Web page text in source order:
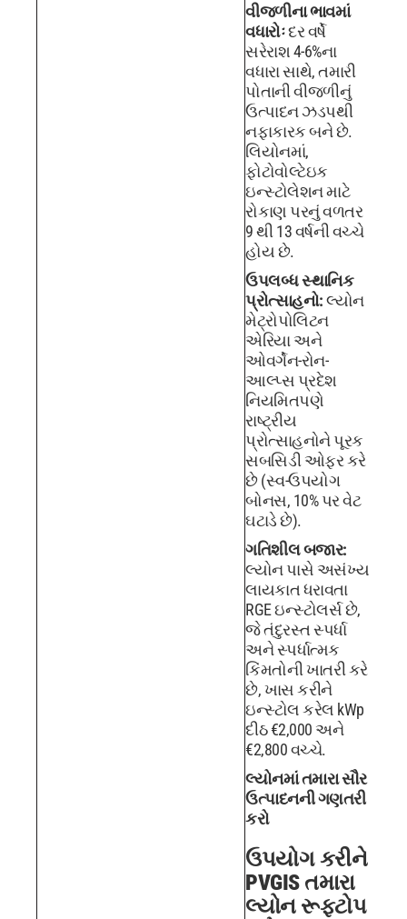
વીજળીના ભાવમાં
વધારોઃદર વર્ષે
સરેરાશ 4-6%ના
વધારા સાથે, તમારી
પોતાની વીજળીનું
ઉત્પાદન ઝડપથી
નફાકારક બને છે.
લિયોનમાં,
ફોટોવોલ્ટેઇક
ઇન્સ્ટોલેશન માટે
રોકાણ પરનું વળતર
9 થી 13 વર્ષની વચ્ચે
હોય છે.
ઉપલબ્ધ સ્થાનિક
પ્રોત્સાહનો:લ્યોન
મેટ્રોપોલિટન
એરિયા અને
ઓવર્ગેન-રોન-
આલ્પ્સ પ્રદેશ
નિયમિતપણે
રાષ્ટ્રીય
પ્રોત્સાહનોને પૂરક
સબસિડી ઓફર કરે
છે (સ્વ-ઉપયોગ
બોનસ, 10% પર વેટ
ઘટાડે છે).
ગતિશીલ બજાર:
લ્યોન પાસે અસંખ્ય
લાયકાત ધરાવતા
RGE ઇન્સ્ટોલર્સ છે,
જે તંદુરસ્ત સ્પર્ધા
અને સ્પર્ધાત્મક
કિંમતોની ખાતરી કરે
છે, ખાસ કરીને
ઇન્સ્ટોલ કરેલ kWp
દીઠ €2,000 અને
€2,800 વચ્ચે.
લ્યોનમાં તમારા સૌર
ઉત્પાદનની ગણતરી
કરો
ઉપયોગ કરીને
PVGIS તમારા
લ્યોન રૂફટોપ